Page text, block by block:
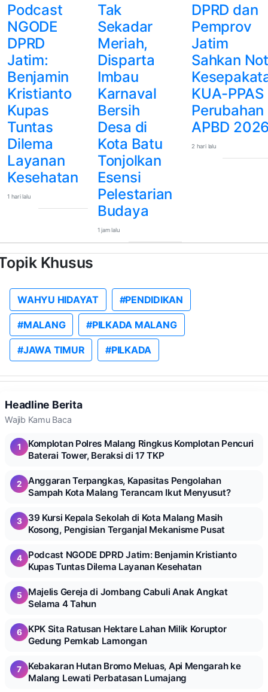
Podcast
NGODE
DPRD
Jatim:
Benjamin
Kristianto
Kupas
Tuntas
Dilema
Layanan
Kesehatan
1 hari lalu
Tak
Sekadar
Meriah,
Disparta
Imbau
Karnaval
Bersih
Desa di
Kota Batu
Tonjolkan
Esensi
Pelestarian
Budaya
1 jam lalu
DPRD dan
Pemprov
Jatim
Sahkan
KUA-PPAS
Perubahan
APBD
2 hari lalu
Khusus
WAHYU HIDAYAT #PENDIDIKAN
#MALANG #PILKADA MALANG
#JAWA TIMUR #PILKADA
Headline Berita
Wajib Kamu Baca
1
Komplotan Polres Malang Ringkus Komplotan Pencuri
Baterai Tower, Beraksi di 17 TKP
2
Anggaran Terpangkas, Kapasitas Pengolahan
Sampah Kota Malang Terancam Ikut Menyusut?
3
39 Kursi Kepala Sekolah di Kota Malang Masih
Kosong, Pengisian Terganjal Mekanisme Pusat
4
Podcast NGODE DPRD Jatim: Benjamin Kristianto
Kupas Tuntas Dilema Layanan Kesehatan
5
Majelis Gereja di Jombang Cabuli Anak Angkat
Selama 4 Tahun
6
KPK Sita Ratusan Hektare Lahan Milik Koruptor
Gedung Pemkab Lamongan
7
Kebakaran Hutan Bromo Meluas, Api Mengarah ke
Malang Lewati Perbatasan Lumajang